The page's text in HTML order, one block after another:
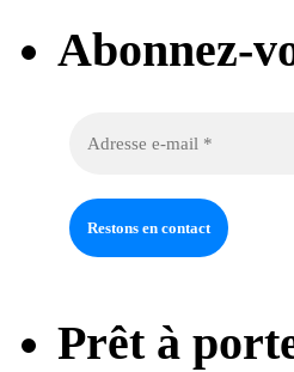
Abonnez-
Prêt à